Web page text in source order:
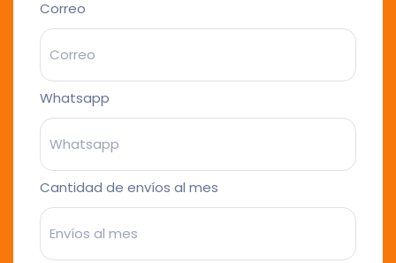
Correo
Whatsapp
Cantidad de envíos al mes